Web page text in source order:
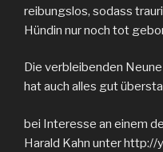
reibungslos, sodass
Hündin nur noch tot
Die verbleibenden
hat auch alles gut
bei Interesse an einem
Harald Kahn unter http://